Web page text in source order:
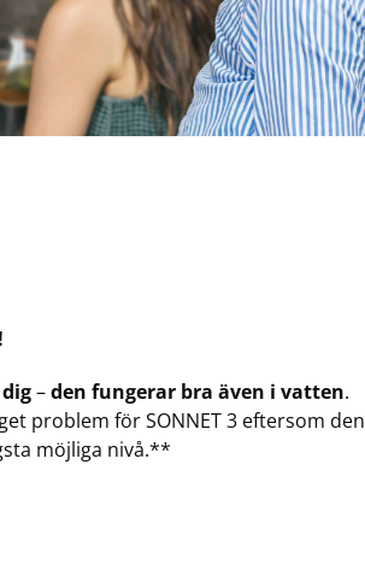
–den fungerar bra även i vatten.
problem för SONNET 3 eftersom den
möjliga nivå.**